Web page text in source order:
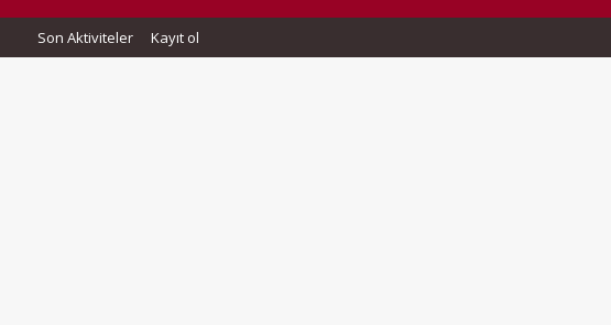
Son Aktiviteler Kayıt ol